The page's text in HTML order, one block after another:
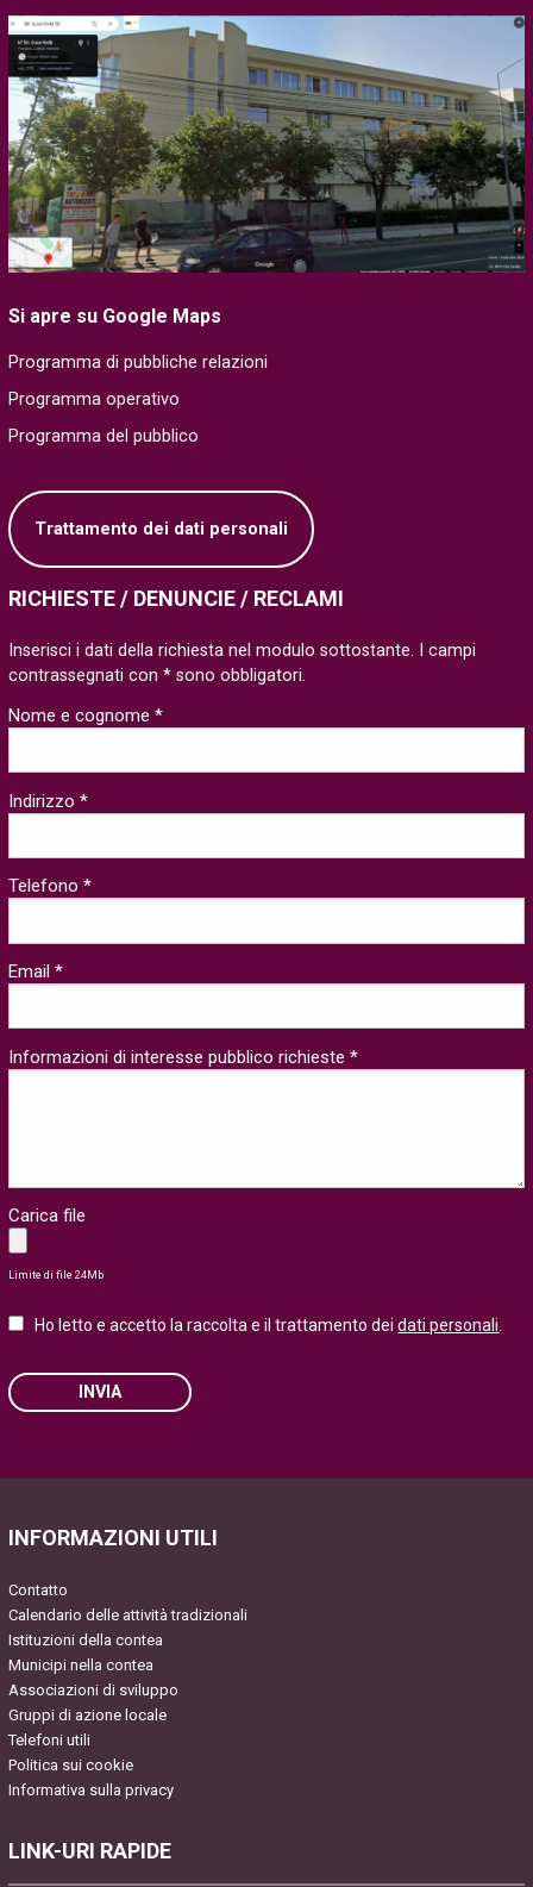
Si apre su Google Maps
Programma di pubbliche relazioni
Programma operativo
Programma del pubblico
Trattamento dei dati personali
RICHIESTE / DENUNCIE / RECLAMI
Inserisci i dati della richiesta nel modulo sottostante. I campi
contrassegnati con * sono obbligatori.
Nome e cognome *
Indirizzo *
Telefono *
Email *
Informazioni di interesse pubblico richieste *
Carica file
Limite di file 24Mb
Ho letto e accetto la raccolta e il trattamento deidati personali.
INVIA
INFORMAZIONI UTILI
Contatto
Calendario delle attività tradizionali
Istituzioni della contea
Municipi nella contea
Associazioni di sviluppo
Gruppi di azione locale
Telefoni utili
Politica sui cookie
Informativa sulla privacy
LINK-URI RAPIDE